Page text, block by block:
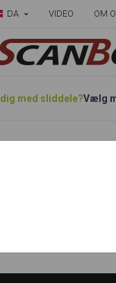
DA VIDEO OM
med sliddele?Vælg